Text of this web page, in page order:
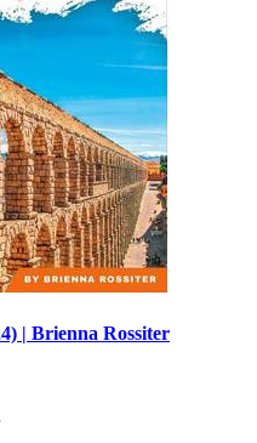
| Brienna Rossiter